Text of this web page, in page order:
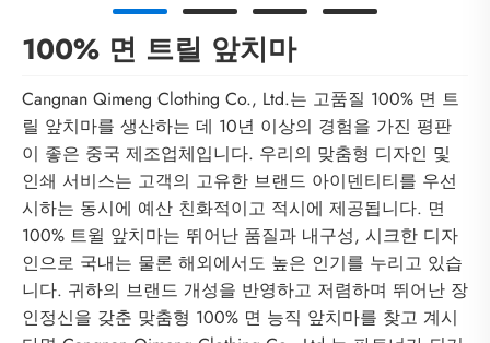
100% 면 트릴 앞치마
Cangnan Qimeng Clothing Co., Ltd.는 고품질 100% 면 트
릴 앞치마를 생산하는 데 10년 이상의 경험을 가진 평판
이 좋은 중국 제조업체입니다. 우리의 맞춤형 디자인 및
인쇄 서비스는 고객의 고유한 브랜드 아이덴티티를 우선
시하는 동시에 예산 친화적이고 적시에 제공됩니다. 면
100% 트윌 앞치마는 뛰어난 품질과 내구성, 시크한 디자
인으로 국내는 물론 해외에서도 높은 인기를 누리고 있습
니다. 귀하의 브랜드 개성을 반영하고 저렴하며 뛰어난 장
인정신을 갖춘 맞춤형 100% 면 능직 앞치마를 찾고 계시